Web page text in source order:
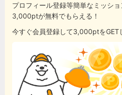
プロフィール登録等簡単なミッシ
3,000ptが無料でもらえる！
今すぐ会員登録して3,000ptをGET